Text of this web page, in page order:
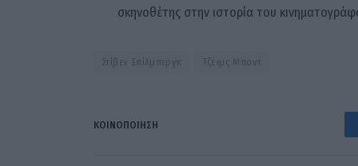
σκηνοθέτης στην ιστορία του
Στίβεν Σπίλμπεργκ Τζέιμς Μποντ
ΚΟΙΝΟΠΟΊΗΣΗ